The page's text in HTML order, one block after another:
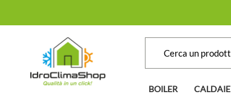
BOILER CALDAIE